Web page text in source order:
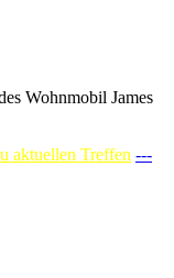
Wohnmobil James
aktuellen Treffen ---